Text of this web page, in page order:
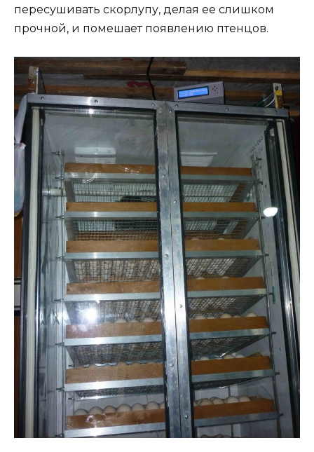
пересушивать скорлупу, делая ее слишком
прочной, и помешает появлению птенцов.